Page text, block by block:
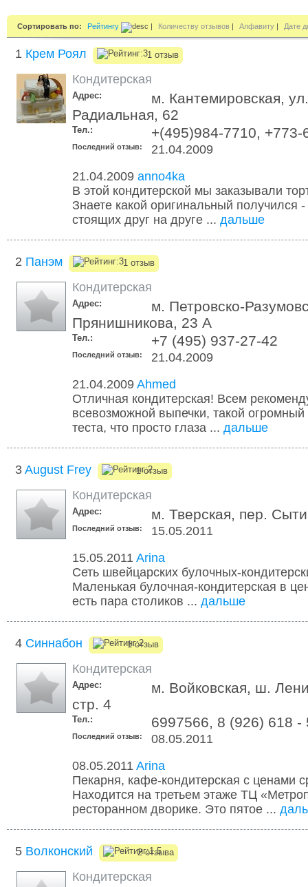
Сортировать по: Рейтингу | Количеству отзывов | Алфавиту | Дате
1 Крем Роял 1 отзыв
Кондитерская
Адрес:
м. Кантемировская,
Радиальная, 62
Тел.: +(495)984-7710,
Последний отзыв:
21.04.2009
21.04.2009 anno4ka
В этой кондитерской мы заказывали
Знаете какой оригинальный получился
стоящих друг на друге ... дальше
2 Панэм 1 отзыв
Кондитерская
Адрес:
м. Петровско-
Прянишникова, 23 А
Тел.: +7 (495) 937-27-42
Последний отзыв:
21.04.2009
21.04.2009 Ahmed
Отличная кондитерская! Всем
всевозможной выпечки, такой
теста, что просто глаза ... дальше
3 August Frey 1 отзыв
Кондитерская
Адрес: м. Тверская, пер.
Последний отзыв:
15.05.2011
15.05.2011 Arina
Сеть швейцарских булочных-
Маленькая булочная-кондитерская в
есть пара столиков ... дальше
4 Синнабон 1 отзыв
Кондитерская
Адрес:
м. Войковская, ш.
стр. 4
Тел.: 6997566, 8 (926) 618 -
Последний отзыв:
08.05.2011
08.05.2011 Arina
Пекарня, кафе-кондитерская с ценами
Находится на третьем этаже ТЦ
ресторанном дворике. Это пятое ...
5 Волконский 2 отзыва
Кондитерская